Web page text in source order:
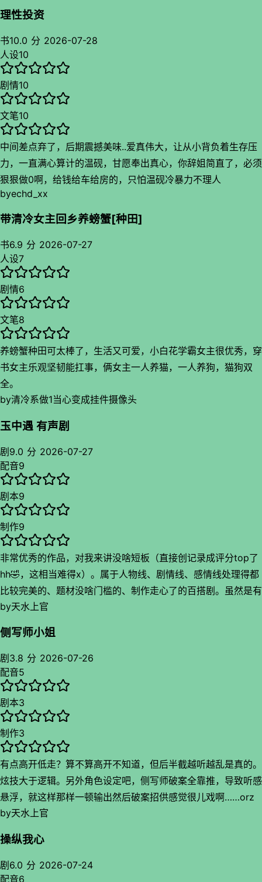
基于作者本人与之相称的生活体验及学识涵养。一方面质感接近
于美剧，另一方面华裔认同浓厚以及某些立场属性鲜明。写出的
cp反而没有太多让人磕的欲望，更多的是一种活人感而非滤镜
感，让人觉得这就是一对活在现实世界中的情侣，在吵架会时对
骂“婆罗门”“康米”的小情侣。尽管李姚的ideology并不能被如此
尽数概括，但本书确实是十足够格的资产阶级文化产品。
理性投资
书10.0 分 2026-07-28
人设10
剧情10
文笔10
中间差点弃了，后期震撼美味..爱真伟大，让从小背负着生存压
力，一直满心算计的温砚，甘愿奉出真心，你辞姐简直了，必须
狠狠做0啊，给钱给车给房的，只怕温砚冷暴力不理人
byechd_xx
带清冷女主回乡养螃蟹[种田]
书6.9 分 2026-07-27
人设7
剧情6
文笔8
养螃蟹种田可太棒了，生活又可爱，小白花学霸女主很优秀，穿
书女主乐观坚韧能扛事，俩女主一人养猫，一人养狗，猫狗双
全。
这文我都不是在榜单上找到的。
by清冷系做1当心变成挂件摄像头
玉中遇 有声剧
剧9.0 分 2026-07-27
配音9
剧本9
制作9
非常优秀的作品，对我来讲没啥短板（直接创记录成评分top了
hh🤣，这相当难得x）。属于人物线、剧情线、感情线处理得都
比较完美的、题材没啥门槛的、制作走心了的百搭剧。虽然是有
声，但胜过太多。
（人物线、感情线放长评里了超字数……💦）
……再来聊聊配音。乔苏不是第一次听了，但是确实是第一次打
动我，到入戏的程度。我跟搭子说，我在跟着唐珏快乐，跟着唐
珏痛苦，跟着唐珏愤怒，跟着唐珏释然。乔苏把唐珏配活了。灵
动、干净、自然。意气风发的骄傲劲，活人微死的摆烂感……处
理得都很好。
邱秋，说实话楚玊这个角色不好处理，一个用力过猛就成冰山
了，因为她是理性的有距离的稳定的。不过邱秋给这个角色增加
了很多实心的东西，是情绪是波澜是意料之外。全剧高光第77
集，基本一整集都是楚玊的台词，几段戏的起承转合特别经典。
把故事推起又拉回来，沉淀成酸酸涩涩的回味。
其他的角色选角配音也都很合适，不管是几位长辈还是同辈，正
by天水上官
侧写师小姐
剧 3.8 分 2026-07-26
配音5
剧本3
制作3
有点高开低走？算不算高开不知道，但后半截越听越乱是真的。
炫技大于逻辑。另外角色设定吧，侧写师破案全靠推，导致听感
悬浮，就这样那样一顿输出然后破案招供感觉很儿戏啊……orz
样，而且能感受到作者在创作的时候不大成熟。有种拼好饭的味
道x
by天水上官
操纵我心
剧6.0 分 2026-07-24
配音6